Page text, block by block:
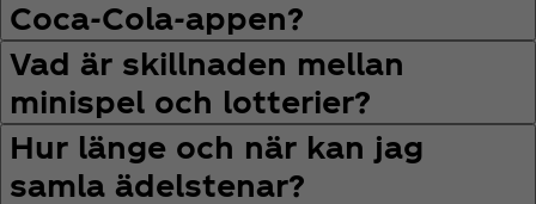
Coca‑Cola-appen?
Vad är skillnaden mellan
minispel och lotterier?
Hur länge och när kan jag
samla ädelstenar?